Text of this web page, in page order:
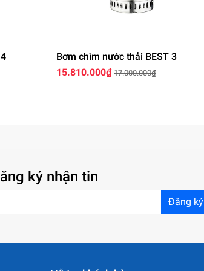
Bơm chìm nước thải BEST 3
15.810.000₫ 17.000.000₫
ký nhận tin
Đăng ký